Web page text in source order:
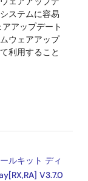
ステムに容易
アップデート
ウェアアップ
利用すること
ルキット ディ
V3.7.0